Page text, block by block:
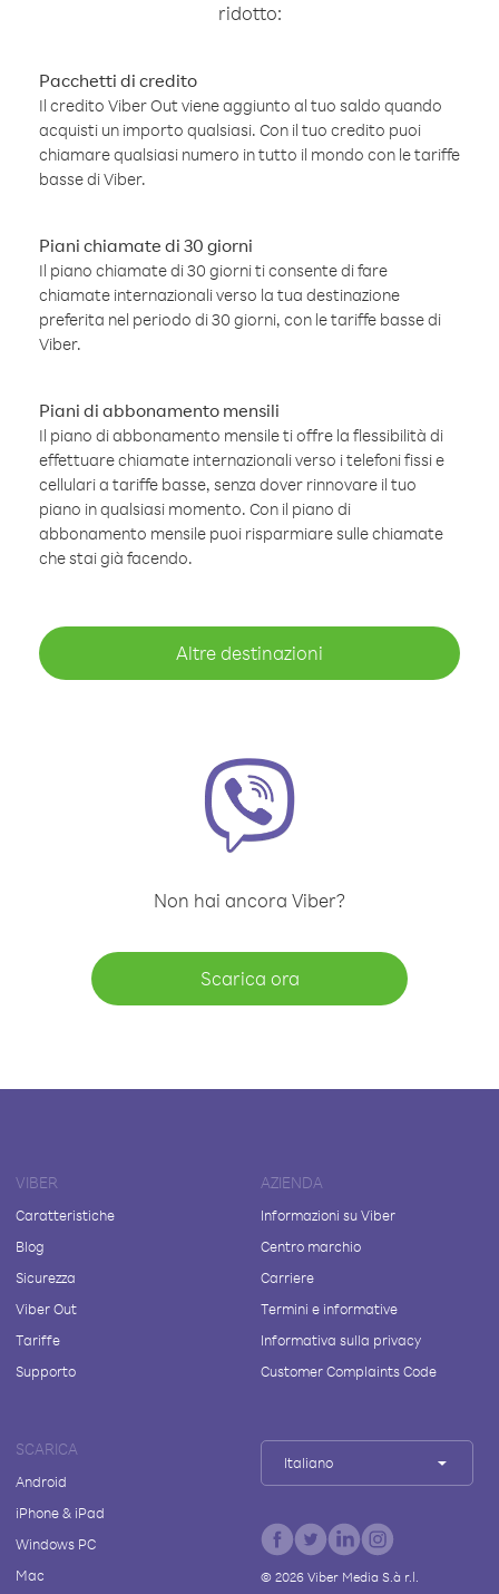
ridotto:
Pacchetti di credito
Il credito Viber Out viene aggiunto al tuo saldo quando
acquisti un importo qualsiasi. Con il tuo credito puoi
chiamare qualsiasi numero in tutto il mondo con le tariffe
basse di Viber.
Piani chiamate di 30 giorni
Il piano chiamate di 30 giorni ti consente di fare
chiamate internazionali verso la tua destinazione
preferita nel periodo di 30 giorni, con le tariffe basse di
Viber.
Piani di abbonamento mensili
Il piano di abbonamento mensile ti offre la flessibilità di
effettuare chiamate internazionali verso i telefoni fissi e
cellulari a tariffe basse, senza dover rinnovare il tuo
piano in qualsiasi momento. Con il piano di
abbonamento mensile puoi risparmiare sulle chiamate
che stai già facendo.
Altre destinazioni
Non hai ancora Viber?
Scarica ora
VIBER
Caratteristiche
Blog
Sicurezza
Viber Out
Tariffe
Supporto
AZIENDA
Informazioni su Viber
Centro marchio
Carriere
Termini e informative
Informativa sulla privacy
Customer Complaints Code
SCARICA
Android
iPhone & iPad
Windows PC
Mac
Italiano
© 2026Viber Media S.à r.l.